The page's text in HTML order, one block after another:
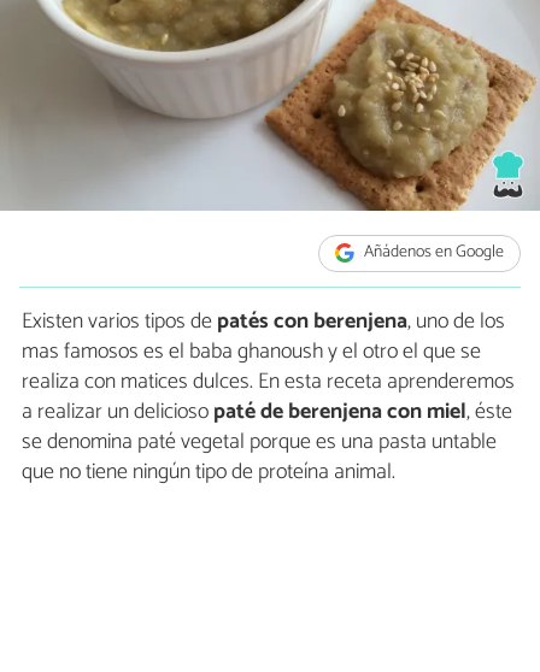
Añádenos en Google
Existen varios tipos depatés con berenjena, uno de los
mas famosos es el baba ghanoush y el otro el que se
realiza con matices dulces. En esta receta aprenderemos
a realizar un deliciosopaté de berenjena con miel, éste
se denomina paté vegetal porque es una pasta untable
que no tiene ningún tipo de proteína animal.